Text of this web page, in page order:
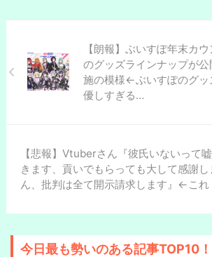
【朗報】ぶいすぽ年末カ
のグッズラインナップが
施の模様←ぶいすぽのグッ
優しすぎる…
【悲報】Vtuberさん『彼氏いないって
きます、貢いでもらっても大して感謝し
ん、批判は全て開示請求します』←これ
今日最も勢いのある記事TOP10！